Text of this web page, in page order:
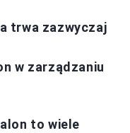
trwa zazwyczaj
w zarządzaniu
to wiele